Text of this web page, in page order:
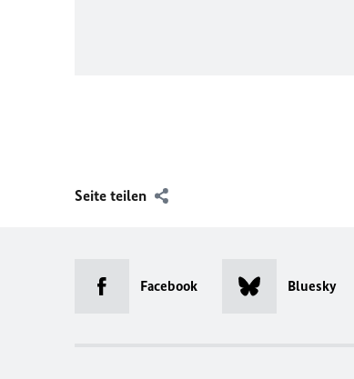
Seite teilen
Facebook Bluesky